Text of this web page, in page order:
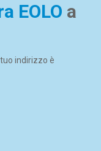
EOLO a
tuo indirizzo è